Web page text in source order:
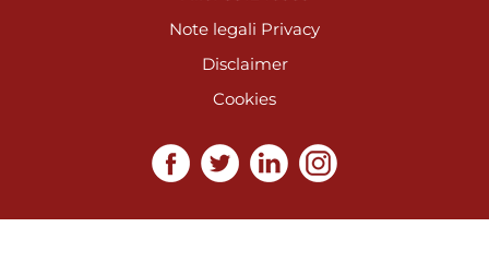
Note legali Privacy
Disclaimer
Cookies